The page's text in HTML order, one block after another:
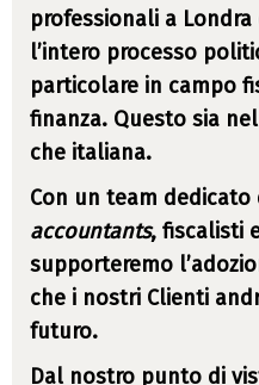
professionali a
l’intero processo
particolare in campo
finanza. Questo sia
che italiana.
Con un team dedicato
accountants, fiscalisti
supporteremo
che i nostri Clienti
futuro.
Dal nostro punto di